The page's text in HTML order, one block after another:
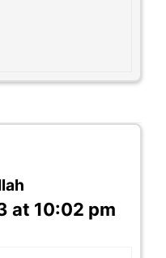
at 10:02 pm